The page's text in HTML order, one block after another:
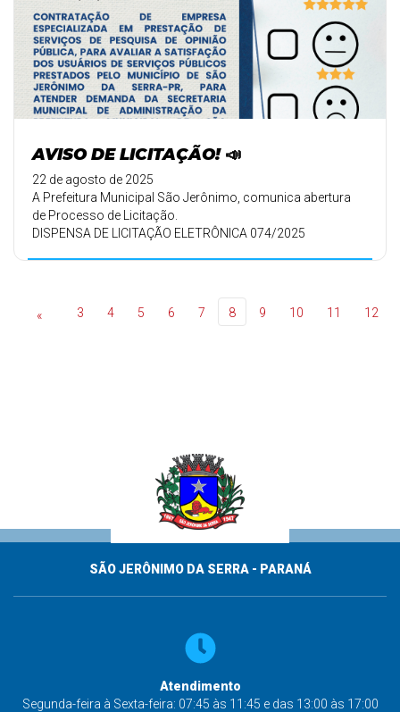
AVISO DE LICITAÇÃO! 📣
22 de agosto de 2025
A Prefeitura Municipal São Jerônimo, comunica abertura
de Processo de Licitação.
DISPENSA DE LICITAÇÃO ELETRÔNICA 074/2025
« 3 4 5 6 7 8 9 10 11 12
SÃO JERÔNIMO DA SERRA - PARANÁ
Atendimento
Segunda-feira à Sexta-feira: 07:45 às 11:45 e das 13:00 às 17:00